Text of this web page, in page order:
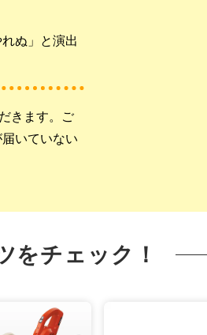
ぬ」と演出
きます。ご
いていない
をチェック！